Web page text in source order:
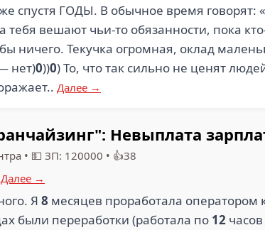
спустя ГОДЫ. В обычное время говорят:
вешают чьи-то обязанности, пока
ничего. Текучка огромная, оклад
нет)0))0) То, что так сильно не ценят
Далее →
Невыплата
• 💵 ЗП: 120000 • 👍38
Далее →
Я 8 месяцев проработала оператором
были переработки (работала по 12 часов